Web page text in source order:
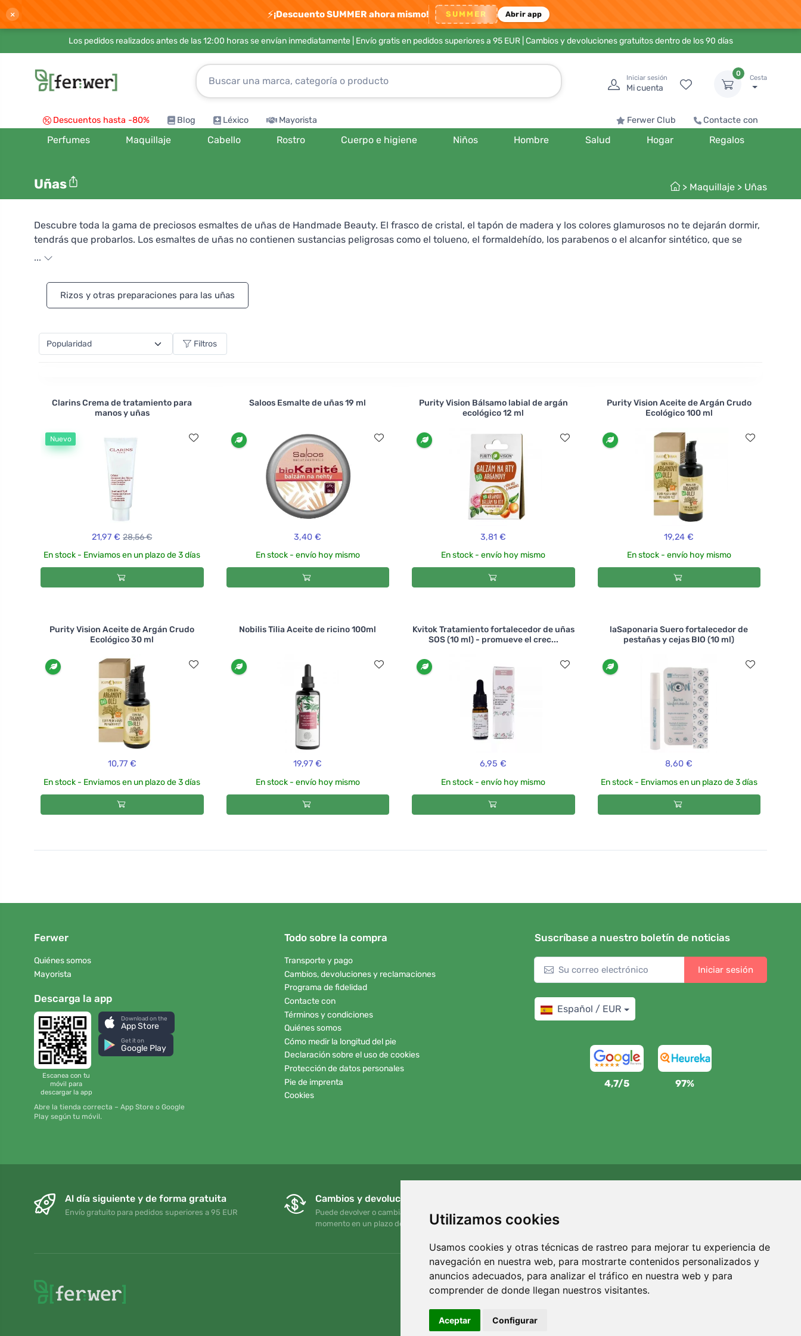
Utilizamos cookies
Usamos cookies y otras técnicas de rastreo para mejorar tu experiencia de
navegación en nuestra web, para mostrarte contenidos personalizados y
anuncios adecuados, para analizar el tráfico en nuestra web y para
comprender de donde llegan nuestros visitantes.
Aceptar Configurar
× ⚡¡Descuento SUMMER ahora mismo! SUMMER Abrir app
Los pedidos realizados antes de las 12:00 horas se envían inmediatamente | Envío gratis en pedidos superiores a 95 EUR| Cambios y devoluciones gratuitos dentro de los 90 días
Iniciar sesión
Mi cuenta
0
Cesta
Descuentos hasta -80% Blog Léxico Mayorista Ferwer Club Contacte con
Perfumes Maquillaje Cabello Rostro Cuerpo e higiene Niños Hombre Salud Hogar Regalos
> Maquillaje > Uñas
Uñas
Descubre toda la gama de preciosos esmaltes de uñas de Handmade Beauty. El frasco de cristal, el tapón de madera y los colores glamurosos no te dejarán dormir,
tendrás que probarlos. Los esmaltes de uñas no contienen sustancias peligrosas como el tolueno, el formaldehído, los parabenos o el alcanfor sintético, que se
encuentran en los esmaltes convencionales. Sin embargo, tienen un excelente efecto de cobertura y son duraderas. Además de los numerosos colores, la marca
...
Rizos y otras preparaciones para las uñas
Filtros
Clarins Crema de tratamiento para
manos y uñas
Nuevo
21,97 € 28,56 €
En stock - Enviamos en un plazo de 3 días
Saloos Esmalte de uñas 19 ml
3,40 €
En stock - envío hoy mismo
Purity Vision Bálsamo labial de argán
ecológico 12 ml
3,81 €
En stock - envío hoy mismo
Purity Vision Aceite de Argán Crudo
Ecológico 100 ml
19,24 €
En stock - envío hoy mismo
Purity Vision Aceite de Argán Crudo
Ecológico 30 ml
10,77 €
En stock - Enviamos en un plazo de 3 días
Nobilis Tilia Aceite de ricino 100ml
19,97 €
En stock - envío hoy mismo
Kvitok Tratamiento fortalecedor de uñas
SOS (10 ml) - promueve el crec...
6,95 €
En stock - envío hoy mismo
laSaponaria Suero fortalecedor de
pestañas y cejas BIO (10 ml)
8,60 €
En stock - Enviamos en un plazo de 3 días
Ferwer
Quiénes somos
Mayorista
Descarga la app
Escanea con tu
móvil para
descargar la app
Download on the
App Store
Get it on
Google Play
Abre la tienda correcta – App Store o Google
Play según tu móvil.
Todo sobre la compra
Transporte y pago
Cambios, devoluciones y reclamaciones
Programa de fidelidad
Contacte con
Términos y condiciones
Quiénes somos
Cómo medir la longitud del pie
Declaración sobre el uso de cookies
Protección de datos personales
Pie de imprenta
Cookies
Suscríbase a nuestro boletín de noticias
Iniciar sesión
Español / EUR
4,7/5 97%
Al día siguiente y de forma gratuita
Envío gratuito para pedidos superiores a 95 EUR
Cambios y devoluciones gratuitos
Puede devolver o cambiar su pedido en cualquier
momento en un plazo de 90 días